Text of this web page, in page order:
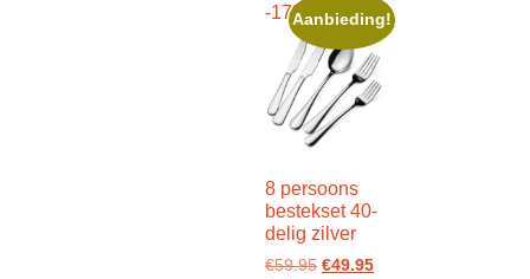
-17%Aanbieding!
8 persoons
bestekset 40-
delig zilver
€59.95 €49.95